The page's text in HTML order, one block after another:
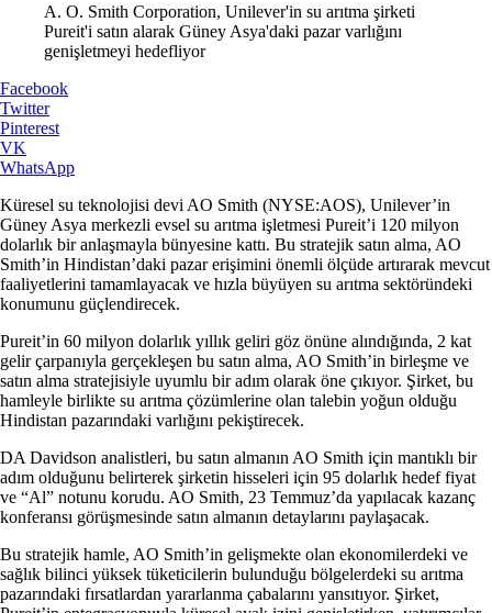
A. O. Smith Corporation, Unilever'in su arıtma şirketi
Pureit'i satın alarak Güney Asya'daki pazar varlığını
genişletmeyi hedefliyor
Facebook
Twitter
Pinterest
VK
WhatsApp
Küresel su teknolojisi devi AO Smith (NYSE:AOS), Unilever’in
Güney Asya merkezli evsel su arıtma işletmesi Pureit’i 120 milyon
dolarlık bir anlaşmayla bünyesine kattı. Bu stratejik satın alma, AO
Smith’in Hindistan’daki pazar erişimini önemli ölçüde artırarak mevcut
faaliyetlerini tamamlayacak ve hızla büyüyen su arıtma sektöründeki
konumunu güçlendirecek.
Pureit’in 60 milyon dolarlık yıllık geliri göz önüne alındığında, 2 kat
gelir çarpanıyla gerçekleşen bu satın alma, AO Smith’in birleşme ve
satın alma stratejisiyle uyumlu bir adım olarak öne çıkıyor. Şirket, bu
hamleyle birlikte su arıtma çözümlerine olan talebin yoğun olduğu
Hindistan pazarındaki varlığını pekiştirecek.
DA Davidson analistleri, bu satın almanın AO Smith için mantıklı bir
adım olduğunu belirterek şirketin hisseleri için 95 dolarlık hedef fiyat
ve “Al” notunu korudu. AO Smith, 23 Temmuz’da yapılacak kazanç
konferansı görüşmesinde satın almanın detaylarını paylaşacak.
Bu stratejik hamle, AO Smith’in gelişmekte olan ekonomilerdeki ve
sağlık bilinci yüksek tüketicilerin bulunduğu bölgelerdeki su arıtma
pazarındaki fırsatlardan yararlanma çabalarını yansıtıyor. Şirket,